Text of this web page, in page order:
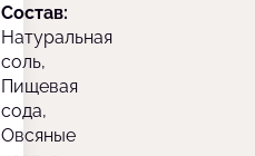
Состав:
Натуральная
соль,
Пищевая
сода,
Овсяные